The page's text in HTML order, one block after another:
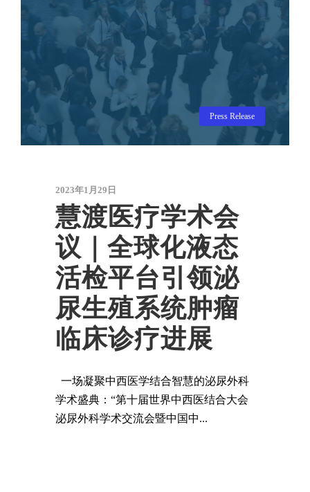
Press Release
2023年1月29日
慧渡医疗学术会
议｜全球化液态
活检平台引领泌
尿生殖系统肿瘤
临床诊疗进展
一场凝聚中西医学结合智慧的泌尿外科
学术盛典：“第十届世界中西医结合大会
泌尿外科学术交流会暨中国中...